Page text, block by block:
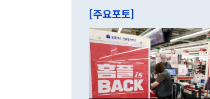
[주요포토]